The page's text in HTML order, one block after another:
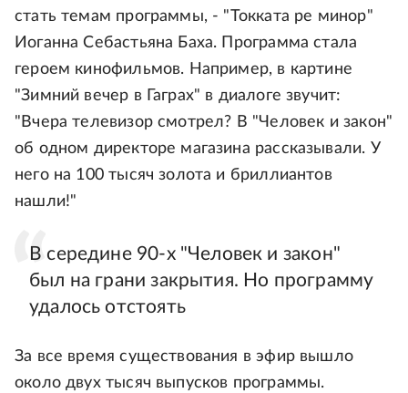
стать темам программы, - "Токката ре минор"
Иоганна Себастьяна Баха. Программа стала
героем кинофильмов. Например, в картине
"Зимний вечер в Гаграх" в диалоге звучит:
"Вчера телевизор смотрел? В "Человек и закон"
об одном директоре магазина рассказывали. У
него на 100 тысяч золота и бриллиантов
нашли!"
В середине 90-х "Человек и закон"
был на грани закрытия. Но программу
удалось отстоять
За все время существования в эфир вышло
около двух тысяч выпусков программы.